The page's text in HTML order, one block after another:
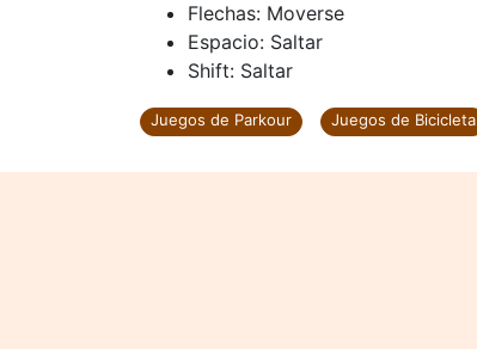
Flechas: Moverse
Espacio: Saltar
Shift: Saltar
Juegos de Parkour Juegos de Bicicleta